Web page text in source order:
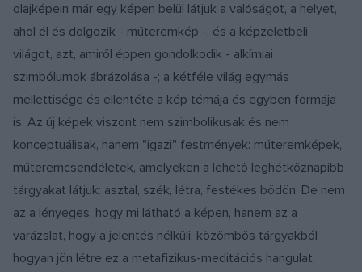
olajképein már egy képen belül látjuk a valóságot, a helyet,
ahol él és dolgozik - műteremkép -, és a képzeletbeli
világot, azt, amiről éppen gondolkodik - alkímiai
szimbólumok ábrázolása -; a kétféle világ egymás
mellettisége és ellentéte a kép témája és egyben formája
is. Az új képek viszont nem szimbolikusak és nem
konceptuálisak, hanem "igazi" festmények: műteremképek,
műteremcsendéletek, amelyeken a lehető leghétköznapibb
tárgyakat látjuk: asztal, szék, létra, festékes bödön. De nem
az a lényeges, hogy mi látható a képen, hanem az a
varázslat, hogy a jelentés nélküli, közömbös tárgyakból
hogyan jön létre ez a metafizikus-meditációs hangulat,